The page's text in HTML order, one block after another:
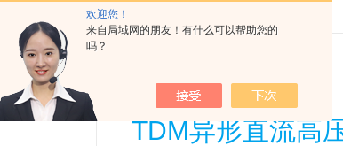
欢迎您！
来自局域网的朋友！有什么可以帮助您的
吗？
TDM异形直流高压试验变压器型号
TDM异形直流高